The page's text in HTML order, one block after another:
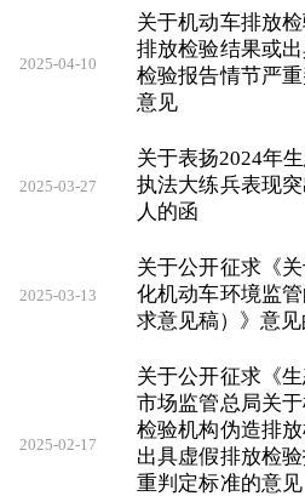
2025-04-10
关于机动车排放
排放检验结果或
检验报告情节严
意见
2025-03-27
关于表扬2024年
执法大练兵表现
人的函
2025-03-13
关于公开征求《
化机动车环境监
求意见稿）》意见
2025-02-17
关于公开征求《生
市场监管总局关
检验机构伪造排
出具虚假排放检
重判定标准的意